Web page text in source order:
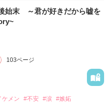
る清水絵莉は、ある日考え
たせいで車との軽い接触事故
カミ社長と揶揄される西条
の場で彼女に恋をした。
いの日々を過ごしていくのだ
始末 ～君が好きだから嘘を
103ページ
ケメン #不安 #涙
#嫉妬